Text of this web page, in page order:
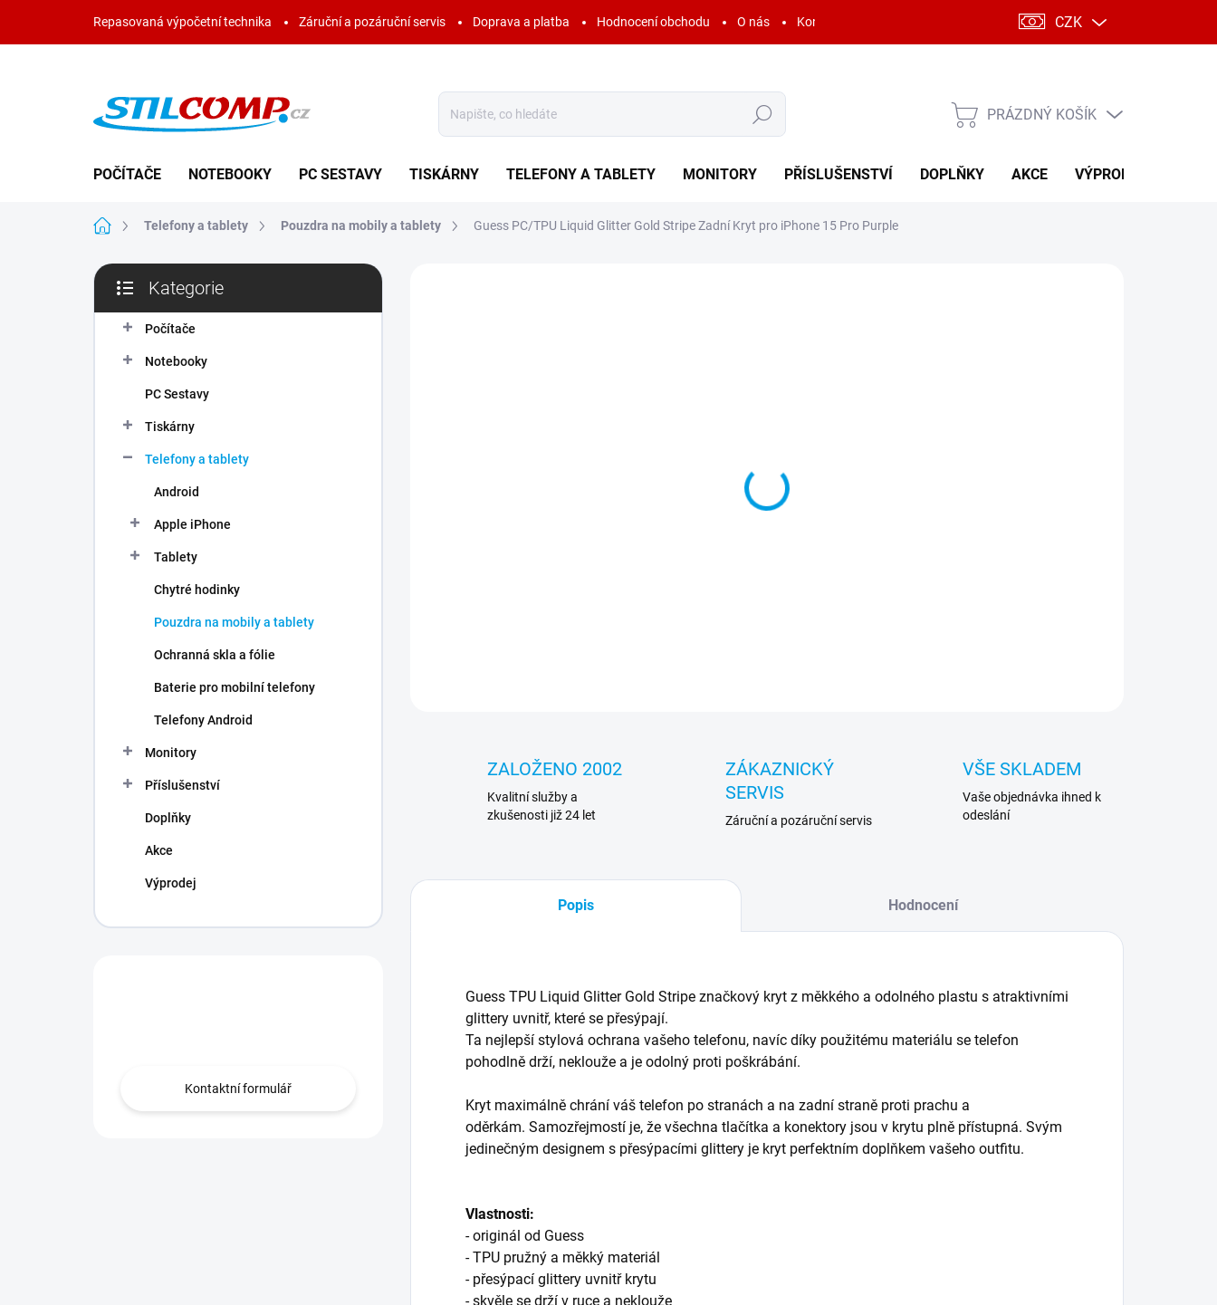
obsah
Repasovaná výpočetní technika Záruční a pozáruční servis Doprava a platba Hodnocení obchodu O nás Kontakty CZK
Hledat
NÁKUPNÍ
PRÁZDNÝ KOŠÍK
POČÍTAČE NOTEBOOKY PC SESTAVY TISKÁRNY TELEFONY A TABLETY MONITORY PŘÍSLUŠENSTVÍ DOPLŇKY AKCE VÝPRODEJ
Domů Telefony a tablety Pouzdra na mobily a tablety Guess PC/TPU Liquid Glitter Gold Stripe Zadní Kryt pro iPhone 15 Pro Purple
P
s
kategorie
Kategorie
Počítače
Notebooky
PC Sestavy
Tiskárny
Telefony a tablety
Android
Apple iPhone
Tablety
Chytré hodinky
Pouzdra na mobily a tablety
Ochranná skla a fólie
Baterie pro mobilní telefony
Telefony Android
Monitory
Příslušenství
Doplňky
Akce
Výprodej
Kontaktní formulář
ZALOŽENO 2002
Kvalitní služby a
zkušenosti již 24 let
ZÁKAZNICKÝ
SERVIS
Záruční a pozáruční servis
VŠE SKLADEM
Vaše objednávka ihned k
odeslání
Popis Hodnocení
Guess TPU Liquid Glitter Gold Stripe značkový kryt z měkkého a odolného plastu s atraktivními
glittery uvnitř, které se přesýpají.
Ta nejlepší stylová ochrana vašeho telefonu, navíc díky použitému materiálu se telefon
pohodlně drží, neklouže a je odolný proti poškrábání.
Kryt maximálně chrání váš telefon po stranách a na zadní straně proti prachu a
oděrkám. Samozřejmostí je, že všechna tlačítka a konektory jsou v krytu plně přístupná. Svým
jedinečným designem s přesýpacími glittery je kryt perfektním doplňkem vašeho outfitu.
Vlastnosti:
- originál od Guess
- TPU pružný a měkký materiál
- přesýpací glittery uvnitř krytu
- skvěle se drží v ruce a neklouže